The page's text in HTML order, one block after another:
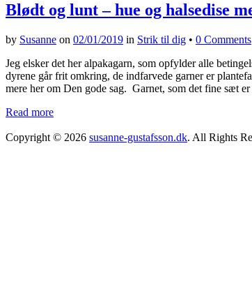
Blødt og lunt – hue og halsedise
by Susanne on 02/01/2019 in Strik til dig • 0 Comments
Jeg elsker det her alpakagarn, som opfylder alle
dyrene går frit omkring, de indfarvede garner er
mere her om Den gode sag. Garnet, som det fine sæt
Read more
Copyright © 2026 susanne-gustafsson.dk. All Rights